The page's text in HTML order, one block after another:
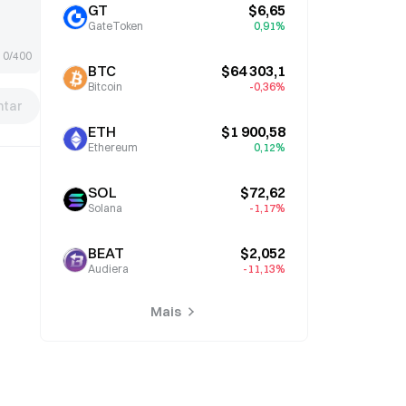
0/400
GT
GateToken
$6,65
0,91%
BTC
Bitcoin
$64 303,1
-0,36%
ETH
Ethereum
$1 900,58
0,12%
SOL
Solana
$72,62
-1,17%
BEAT
Audiera
$2,052
-11,13%
Mais